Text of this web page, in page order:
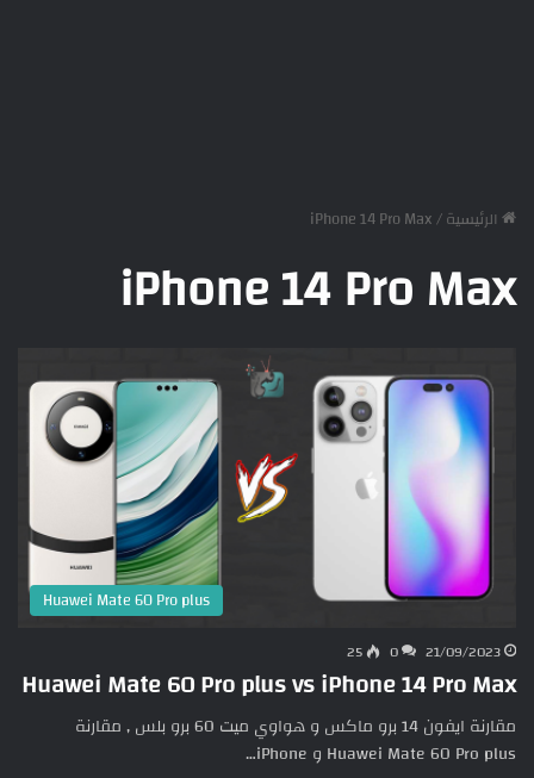
الرئيسية/
iPhone 14 Pro Max
iPhone 14 Pro Max
Huawei Mate 60 Pro plus
21/09/2023
0
25
Huawei Mate 60 Pro plus vs iPhone 14 Pro Max
مقارنة ايفون 14 برو ماكس و هواوي ميت 60 برو بلس , مقارنة
Huawei Mate 60 Pro plus و iPhone…